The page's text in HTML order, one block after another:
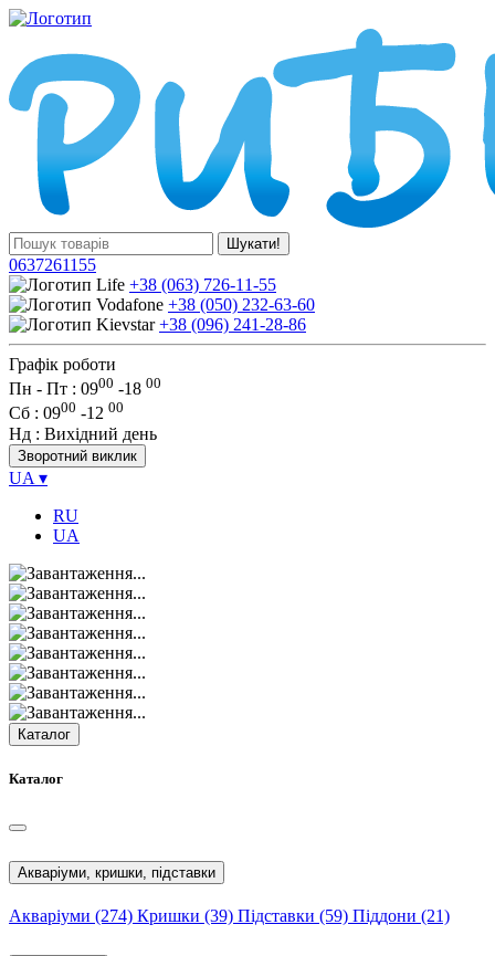
Шукати!
0637261155
+38 (063) 726-11-55
+38 (050) 232-63-60
+38 (096) 241-28-86
Графік роботи
Пн - Пт : 0900 -18 00
Сб : 0900 -12 00
Нд : Вихідний день
Зворотний виклик
UA ▾
RU
UA
Каталог
Каталог
Акваріуми, кришки, підставки
Акваріуми (274) Кришки (39) Підставки (59) Піддони (21)